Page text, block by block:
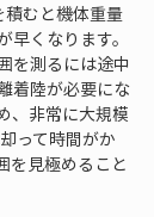
積むと機体重量
くなります。
を測るには途中
着陸が必要にな
、非常に大規模
って時間がか
を見極めること